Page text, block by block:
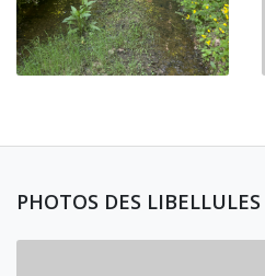
PHOTOS DES LIBELLULES